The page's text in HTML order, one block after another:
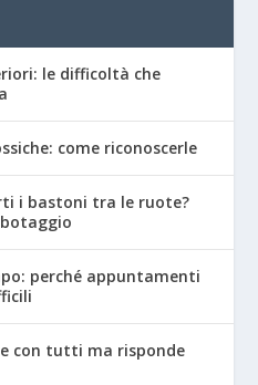
le difficoltà che
come riconoscerle
i bastoni tra le ruote?
perché appuntamenti
con tutti ma risponde